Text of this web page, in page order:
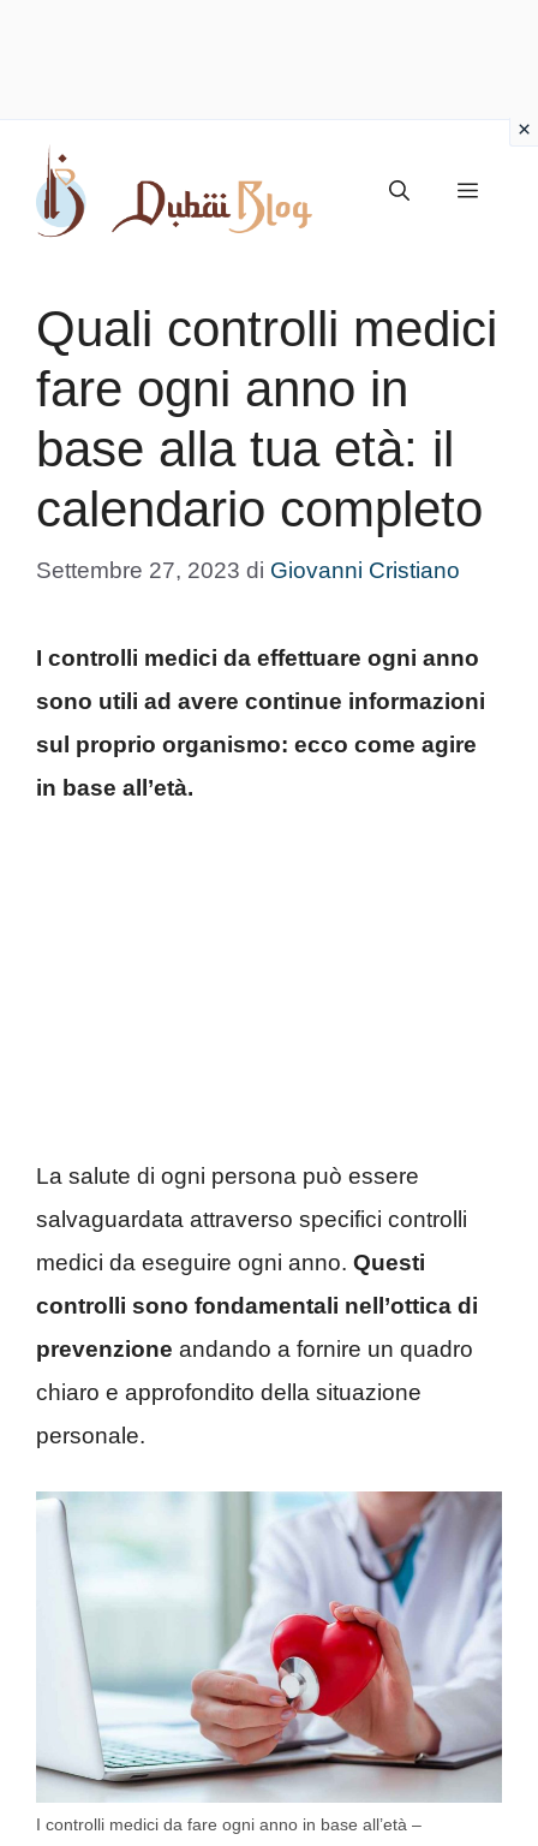
contenuto
Menu
Quali controlli medici
fare ogni anno in
base alla tua età: il
calendario completo
Settembre 27, 2023 di Giovanni Cristiano
I controlli medici da effettuare ogni anno
sono utili ad avere continue informazioni
sul proprio organismo: ecco come agire
in base all’età.
La salute di ogni persona può essere
salvaguardata attraverso specifici controlli
medici da eseguire ogni anno. Questi
controlli sono fondamentali nell’ottica di
prevenzione andando a fornire un quadro
chiaro e approfondito della situazione
personale.
I controlli medici da fare ogni anno in base all’età –